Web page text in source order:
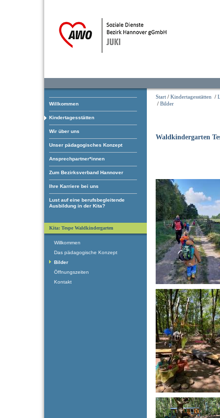
Willkommen
Kindertagesstätten
Wir über uns
Unser pädagogisches Konzept
Ansprechpartner*innen
Zum Bezirksverband Hannover
Ihre Karriere bei uns
Lust auf eine berufsbegleitende
Ausbildung in der Kita?
Start / Kindertagesstätten /
/ Bilder
Waldkindergarten
Kita: Tespe Waldkindergarten
Willkommen
Das pädagogische Konzept
Bilder
Öffnungszeiten
Kontakt